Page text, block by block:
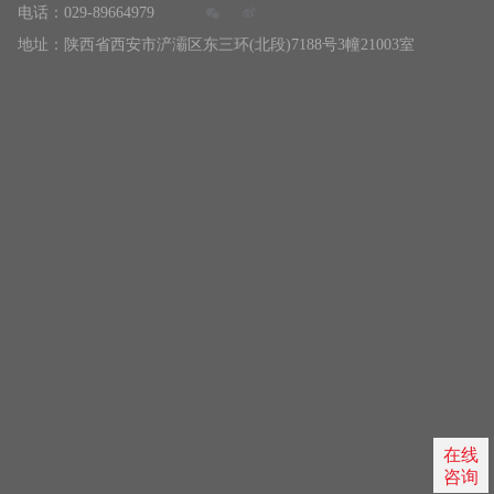
电话：029-89664979
地址：陕西省西安市浐灞区东三环(北段)7188号3幢21003室
在线
咨询